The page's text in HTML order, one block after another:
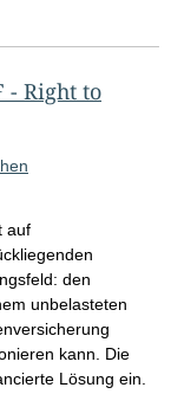
- Right to
auf
den
unbelasteten
kann. Die
Lösung ein.